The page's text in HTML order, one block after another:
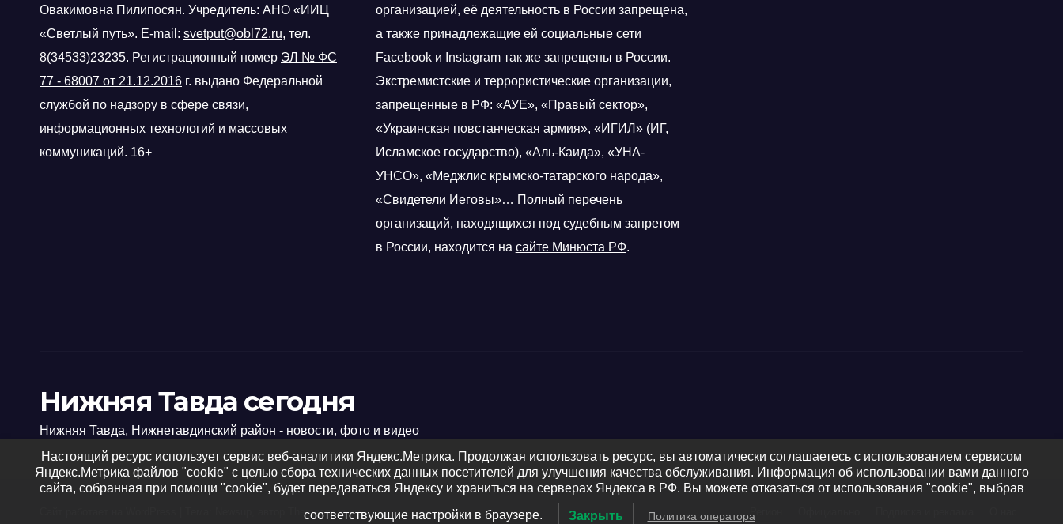
Овакимовна Пилипосян. Учредитель: АНО «ИИЦ
«Светлый путь». E-mail: svetput@obl72.ru, тел.
8(34533)23235. Регистрационный номер ЭЛ № ФС
77 - 68007 от 21.12.2016 г. выдано Федеральной
службой по надзору в сфере связи,
информационных технологий и массовых
коммуникаций. 16+
организацией, её деятельность в России запрещена,
а также принадлежащие ей социальные сети
Facebook и Instagram так же запрещены в России.
Экстремистские и террористические организации,
запрещенные в РФ: «АУЕ», «Правый сектор»,
«Украинская повстанческая армия», «ИГИЛ» (ИГ,
Исламское государство), «Аль-Каида», «УНА-
УНСО», «Меджлис крымско-татарского народа»,
«Свидетели Иеговы»… Полный перечень
организаций, находящихся под судебным запретом
в России, находится на сайте Минюста РФ.
Нижняя Тавда сегодня
Нижняя Тавда, Нижнетавдинский район - новости, фото и видео
Themeansar Регион
Настоящий ресурс использует сервис веб-аналитики Яндекс.Метрика. Продолжая использовать ресурс, вы автоматически соглашаетесь с использованием сервисом
Яндекс.Метрика файлов "cookie" с целью сбора технических данных посетителей для улучшения качества обслуживания. Информация об использовании вами данного
сайта, собранная при помощи "cookie", будет передаваться Яндексу и храниться на серверах Яндекса в РФ. Вы можете отказаться от использования "cookie", выбрав
соответствующие настройки в браузере. Закрыть Политика оператора